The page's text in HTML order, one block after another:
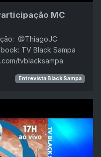
MC
@ThiagoJC
TV Black Sampa
tvblacksampa
Entrevista Black Sampa